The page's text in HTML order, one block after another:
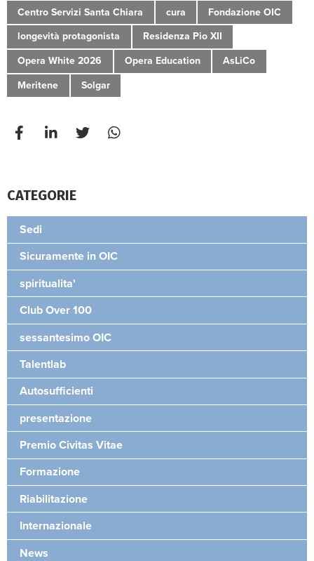
Centro Servizi Santa Chiara cura Fondazione OIC
longevità protagonista Residenza Pio XII
Opera White 2026 Opera Education AsLiCo
Meritene Solgar
CATEGORIE
Sedi
Sicuramente in OIC
spiritualita'
Club Over 100
sessantesimo OIC
Talentlab
Autosufficienti
presentazione
Premio Civitas Vitae
Formazione
Riabilitazione
Internazionale
News